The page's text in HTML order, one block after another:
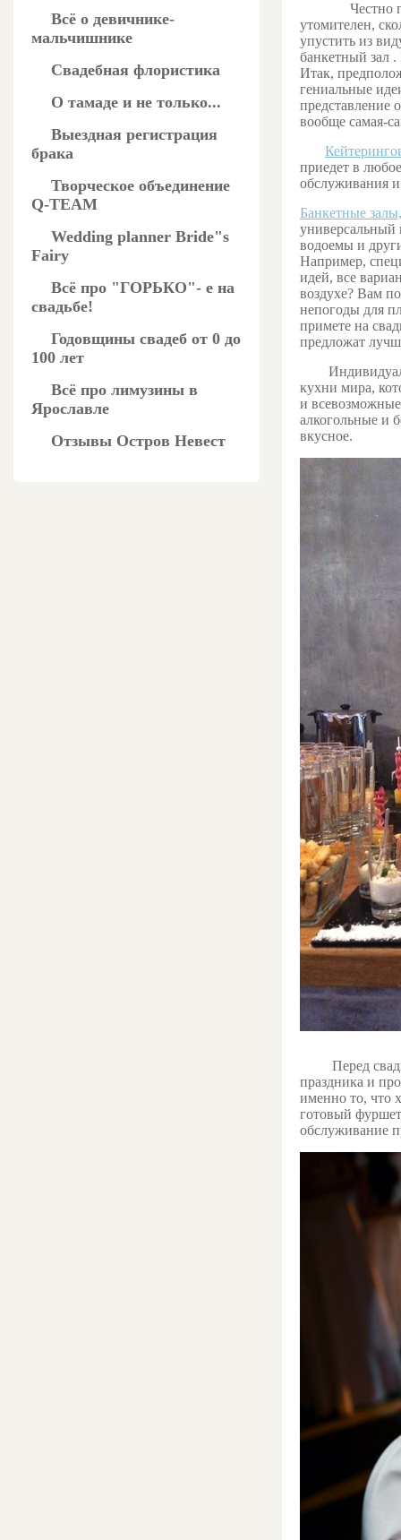
Всё о девичнике-
мальчишнике
Свадебная флористика
О тамаде и не только...
Выездная регистрация
брака
Творческое объединение
Q-TEAM
Wedding planner Bride"s
Fairy
Всё про "ГОРЬКО"- е на
свадьбе!
Годовщины свадеб от 0 до
100 лет
Всё про лимузины в
Ярославле
Отзывы Остров Невест
Честно
утомителен,
упустить из
банкетный зал
Итак,
гениальные
представление
вообще самая-
приедет в
обслуживания и
Банкетные
универсальный
водоемы и
Например,
идей, все
воздухе? Вам
непогоды для
примете на
предложат
кухни мира,
и всевозможные
алкогольные и
вкусное.
Перед
праздника и
именно то, что
готовый
обслуживание